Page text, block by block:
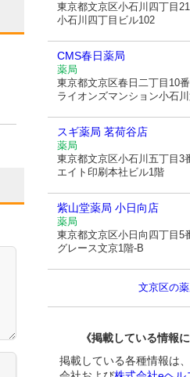
東京都文京区小石川四丁目
小石川四丁目ビル102
CMS春日薬局
薬局
東京都文京区春日二丁目10
ライオンズマンション小石
スギ薬局 茗荷谷店
薬局
東京都文京区小石川五丁目3
エイト印刷本社ビル1階
紫山堂薬局 小日向店
薬局
東京都文京区小日向四丁目5
グレース文京1階-B
文京区の
《掲載している情報
掲載している各種情報は